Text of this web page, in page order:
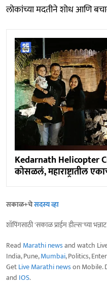
लोकांच्या मदतीने शोध आणि
Kedarnath Helicopter
कोसळलं, महाराष्ट्रातील
सकाळ+चेसदस्य व्हा
शॉपिंगसाठी 'सकाळ प्राईम डील्स'च्या
Read Marathi newsand watch
India, Pune,Mumbai, Politics,
GetLive Marathi newson Mobile.
and IOS.